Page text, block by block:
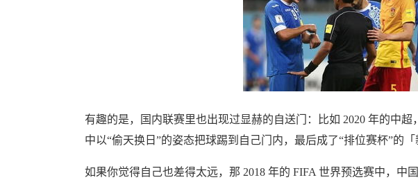
有趣的是，国内联赛里也出现过显赫的自送门：比如 2020 年的中
中以“偷天换日”的姿态把球踢到自己门内，最后成了“排位赛杯”的「
如果你觉得自己也差得太远，那 2018 年的 FIFA 世界预选赛中，中